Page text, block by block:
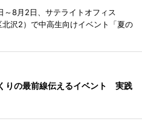
8月2日、サテライトオフィス
沢2）で中高生向けイベント「夏の
りの最前線伝えるイベント 実践